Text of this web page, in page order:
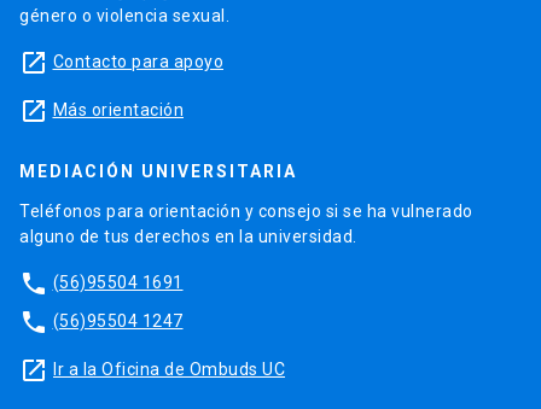
género o violencia sexual.
launch Contacto para apoyo
launch Más orientación
MEDIACIÓN UNIVERSITARIA
Teléfonos para orientación y consejo si se ha vulnerado
alguno de tus derechos en la universidad.
phone (56)95504 1691
phone (56)95504 1247
launch Ir a la Oficina de Ombuds UC